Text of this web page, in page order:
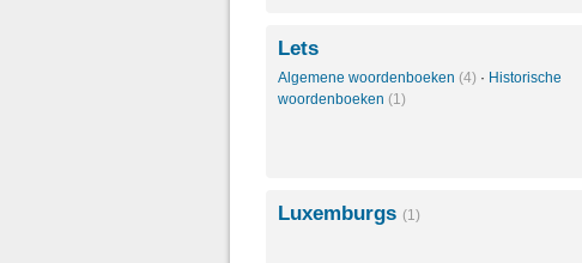
Lets
Algemene woordenboeken (4) · Historische
woordenboeken (1)
Luxemburgs (1)